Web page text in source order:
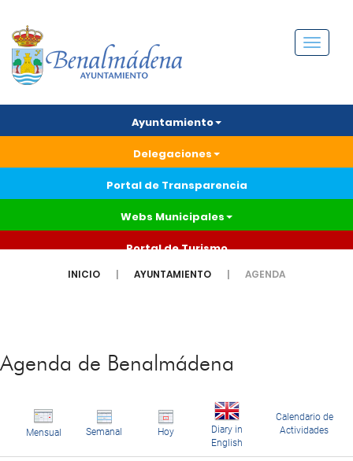
Menú
Ayuntamiento
Delegaciones
Portal de Transparencia
Webs Municipales
Portal de Turismo
INICIO AYUNTAMIENTO AGENDA
Agenda de Benalmádena
Mensual Semanal Hoy
Diary in
English
Calendario de
Actividades